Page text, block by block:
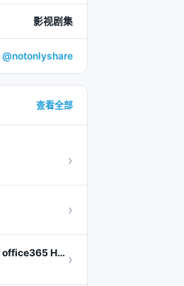
影视剧集
@notonlyshare
查看全部
›
›
合租社群 Netflix YouTube Spotify office365 Hbo Surge 美剧 等音乐影视聊天机场电影盒子软路由 ›